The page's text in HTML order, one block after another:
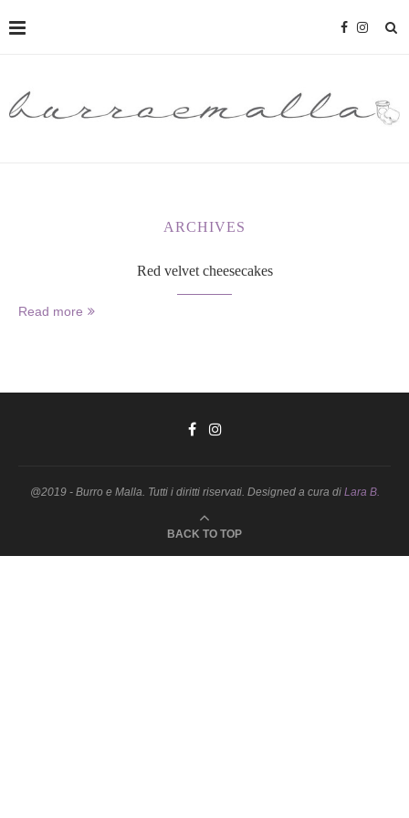
ARCHIVES
Red velvet cheesecakes
Read more
@2019 - Burro e Malla. Tutti i diritti riservati. Designed a cura di Lara B.
BACK TO TOP